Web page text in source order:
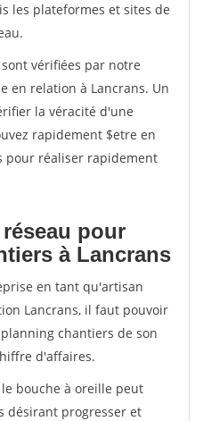
les plateformes et sites de
vérifiées par notre
en relation à Lancrans. Un
la véracité d'une
rapidement $etre en
pour réaliser rapidement
pour
à Lancrans
en tant qu'artisan
Lancrans, il faut pouvoir
chantiers de son
d'affaires.
bouche à oreille peut
désirant progresser et